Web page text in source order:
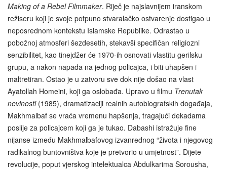
Making of a Rebel Filmmaker. Riječ je najslavnijem iranskom
režiseru koji je svoje potpuno stvaralačko ostvarenje dostigao u
neposrednom kontekstu Islamske Republike. Odrastao u
pobožnoj atmosferi šezdesetih, stekavši specifičan religiozni
senzibilitet, kao tinejdžer će 1970-ih osnovati vlastitu gerilsku
grupu, a nakon napada na jednog policajca, i biti uhapšen i
maltretiran. Ostao je u zatvoru sve dok nije došao na vlast
Ayatollah Homeini, koji ga oslobađa. Upravo u filmu Trenutak
nevinosti(1985), dramatizaciji realnih autobiografskih događaja,
Makhmalbaf se vraća vremenu hapšenja, tragajući dekadama
poslije za policajcem koji ga je tukao. Dabashi istražuje fine
nijanse između Makhmalbafovog izvanrednog “života i njegovog
radikalnog buntovništva koje je pretvorio u umjetnost”. Dijete
revolucije, poput vjerskog intelektualca Abdulkarima Sorousha,